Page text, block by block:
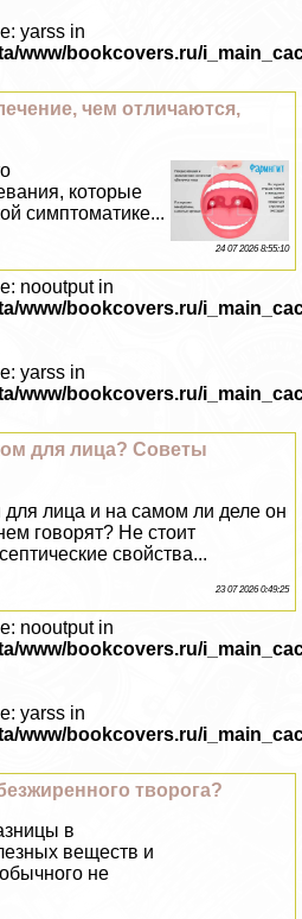
yarss in
www/bookcovers.ru/
чем отличаются,
которые
симптоматике...
24 07 2026 8:55:10
nooutput in
www/bookcovers.ru/
yarss in
www/bookcovers.ru/
для лица? Советы
для лица и на самом ли деле он
говорят? Не стоит
свойства...
23 07 2026 0:49:25
nooutput in
www/bookcovers.ru/
yarss in
www/bookcovers.ru/
творога?
в
веществ и
не